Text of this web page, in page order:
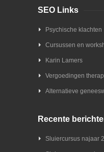
SEO Links
Psychische klachten
Cursussen en
Karin Lamers
Vergoedingen
Alternatieve
Recente
Sluiercursus najaar